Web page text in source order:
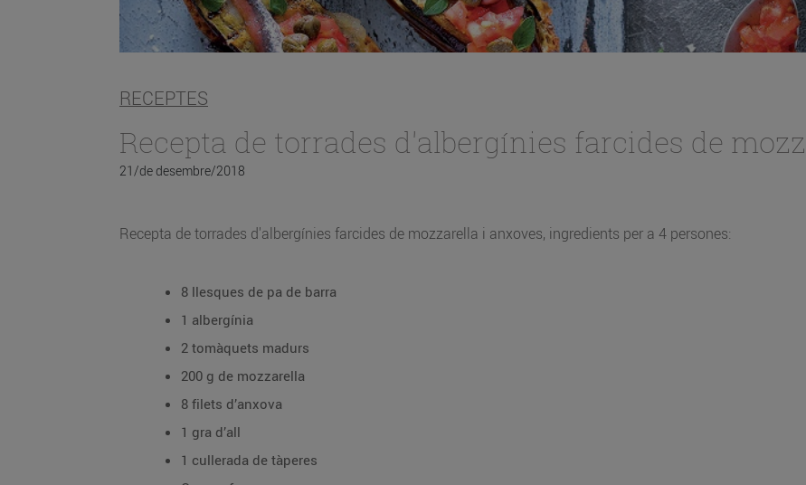
RECEPTES
Recepta de torrades d'albergínies farcides de
21/de desembre/2018
Recepta de torrades d'albergínies farcides de mozzarella i anxoves, ingredients per a 4 persones:
8 llesques de pa de barra
1 albergínia
2 tomàquets madurs
200 g de mozzarella
8 filets d’anxova
1 gra d’all
1 cullerada de tàperes